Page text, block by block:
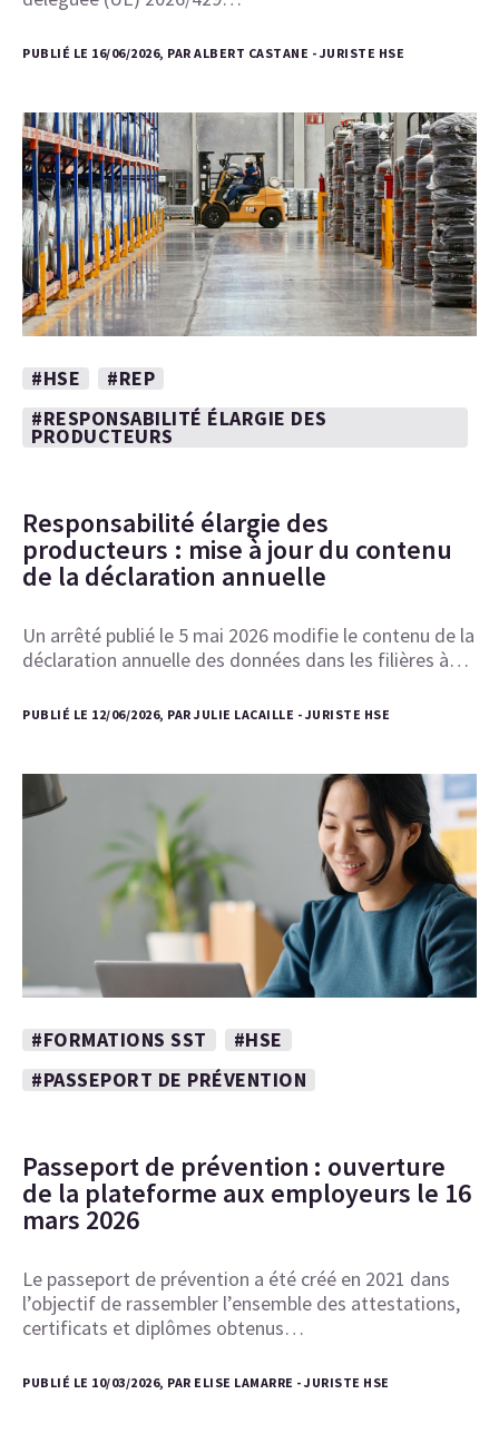
PUBLIÉ LE 16/06/2026, PAR ALBERT CASTANE - JURISTE HSE
#HSE
#REP
#RESPONSABILITÉ ÉLARGIE DES
PRODUCTEURS
Responsabilité élargie des
producteurs : mise à jour du contenu
de la déclaration annuelle
Un arrêté publié le 5 mai 2026 modifie le contenu de la
déclaration annuelle des données dans les filières à…
PUBLIÉ LE 12/06/2026, PAR JULIE LACAILLE - JURISTE HSE
#FORMATIONS SST
#HSE
#PASSEPORT DE PRÉVENTION
Passeport de prévention : ouverture
de la plateforme aux employeurs le 16
mars 2026
Le passeport de prévention a été créé en 2021 dans
l’objectif de rassembler l’ensemble des attestations,
certificats et diplômes obtenus…
PUBLIÉ LE 10/03/2026, PAR ELISE LAMARRE - JURISTE HSE